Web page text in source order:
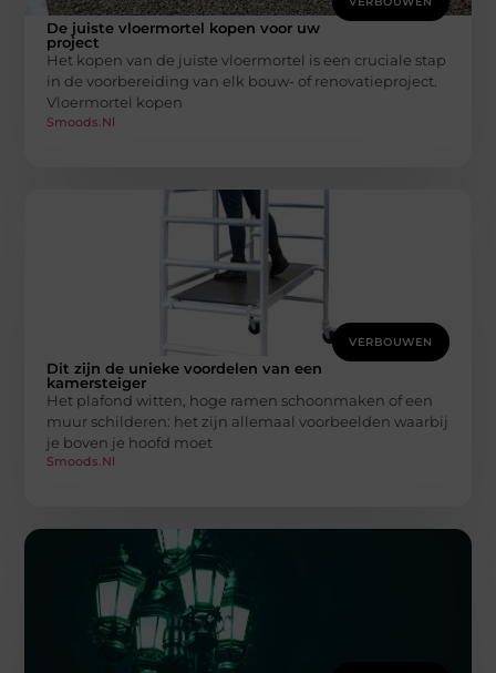
De juiste vloermortel kopen voor uw
project
Het kopen van de juiste vloermortel is een cruciale stap
in de voorbereiding van elk bouw- of renovatieproject.
Vloermortel kopen
Smoods.nl
VERBOUWEN
Dit zijn de unieke voordelen van een
kamersteiger
Het plafond witten, hoge ramen schoonmaken of een
muur schilderen: het zijn allemaal voorbeelden waarbij
je boven je hoofd moet
Smoods.nl